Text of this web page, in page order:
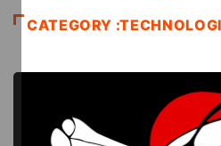
CATEGORY